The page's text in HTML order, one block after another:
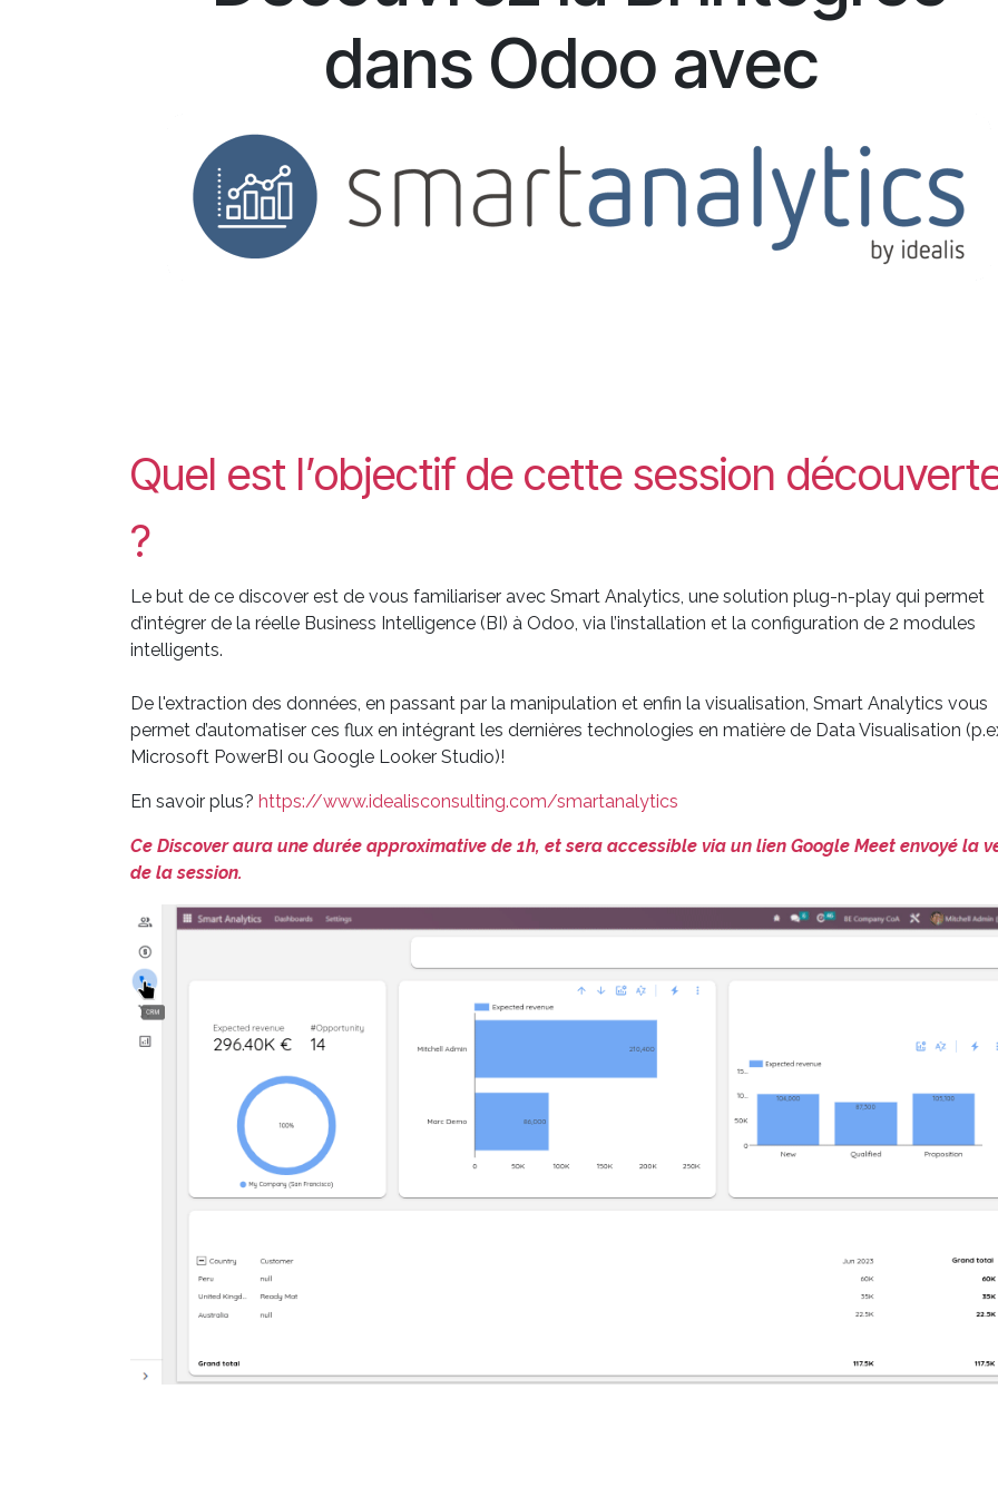
dans Odoo avec
Quel est l’objectif de cette session
?
Le but de ce discover est de vous familiariser avec Smart Analytics, une solution plug-n-play qui permet
d’intégrer de la réelle Business Intelligence (BI) à Odoo, via l’installation et la configuration de 2 modules
intelligents.
De l'extraction des données, en passant par la manipulation et enfin la visualisation, Smart Analytics vous
permet d’automatiser ces flux en intégrant les dernières technologies en matière de Data Visualisation
Microsoft PowerBI ou Google Looker Studio)!
En savoir plus? https://www.idealisconsulting.com/smartanalytics
Ce Discover aura une durée approximative de 1h, et sera accessible via un lien Google Meet envoyé la
de la session.